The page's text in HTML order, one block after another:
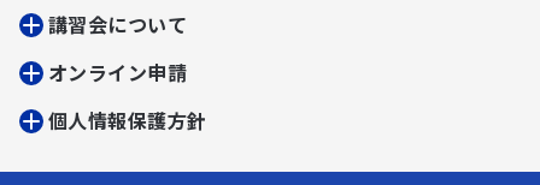
講習会について
オンライン申請
個人情報保護方針